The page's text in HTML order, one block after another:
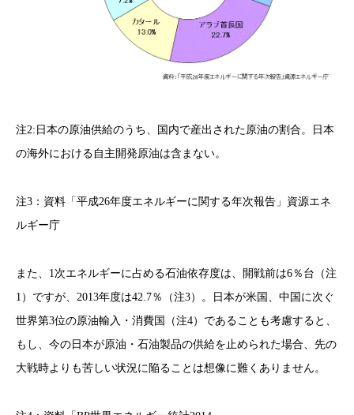
注2:日本の原油供給のうち、国内で産出された原油の割合。日本
の海外における自主開発原油は含まない。
注3：資料「平成26年度エネルギーに関する年次報告」資源エネ
ルギー庁
また、1次エネルギーに占める石油依存度は、開戦前は6％台（注
1）ですが、2013年度は42.7％（注3）。日本が米国、中国に次ぐ
世界第3位の原油輸入・消費国（注4）であることも考慮すると、
もし、今の日本が原油・石油製品の供給を止められた場合、先の
大戦時よりも苦しい状況に陥ることは想像に難くありません。